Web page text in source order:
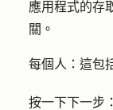
應用程式的存
關 。
每個人 ：這包
按一下下一步